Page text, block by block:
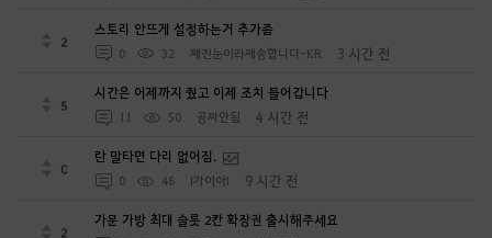
2
스토리 안뜨게 설정하는거 추가좀
0 32 째진눈이라째송합니다-KR 3 시간 전
5
시간은 어제까지 줬고 이제 조치 들어갑니다
11 50 공짜안됨 4 시간 전
0
란 말타면 다리 없어짐.
0 48 I가이아I 9 시간 전
2
가문 가방 최대 슬롯 2칸 확장권 출시해주세요